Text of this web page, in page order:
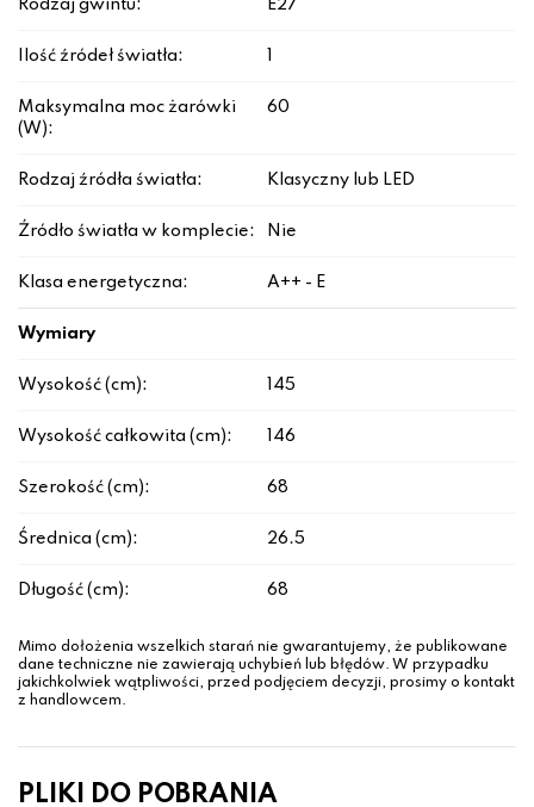
Rodzaj gwintu: E27
Ilość źródeł światła:
Maksymalna moc żarówki
(W):
60
Rodzaj źródła światła: Klasyczny lub LED
Źródło światła w komplecie: Nie
Klasa energetyczna: A++ - E
Wymiary
Wysokość (cm): 145
Wysokość całkowita (cm): 146
Szerokość (cm): 68
Średnica (cm): 26.5
Długość (cm): 68
Mimo dołożenia wszelkich starań nie gwarantujemy, że publikowane
dane techniczne nie zawierają uchybień lub błędów. W przypadku
jakichkolwiek wątpliwości, przed podjęciem decyzji, prosimy o kontakt
z handlowcem.
PLIKI DO POBRANIA